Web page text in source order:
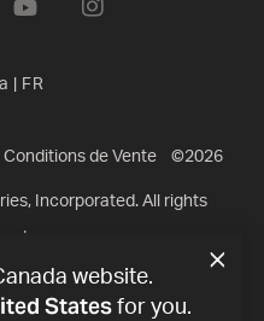
FR
Conditions de Vente ©2026
Incorporated. All rights
website.
Statesfor you.